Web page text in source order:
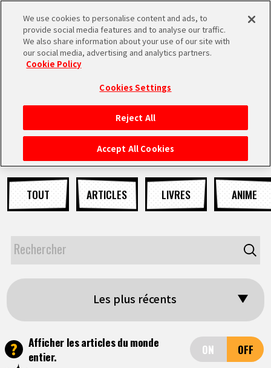
MEN
ACCUEIL
NEWS
À NE PAS MANQUER
VIDÉOS
ARTICLES
NEWS
TOUT ARTICLES LIVRES ANIME
Les plus récents
?
Afficher les articles du monde
entier.
We use cookies to personalise content and ads, to
provide social media features and to analyse our traffic.
We also share information about your use of our site with
our social media, advertising and analytics partners.
Cookie Policy
Cookies Settings
Reject All
Accept All Cookies